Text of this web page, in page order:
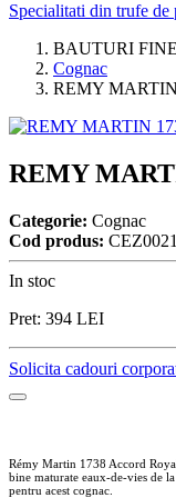
Specialitati din trufe de
BAUTURI FINE
Cognac
REMY
REMY
Categorie: Cognac
Cod produs:
In stoc
Pret: 394 LEI
Solicita cadouri
Rémy Martin 1738 Accord
bine maturate eaux-de-vies de
pentru acest cognac.